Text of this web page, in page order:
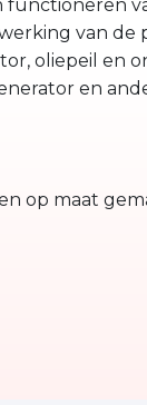
functioneren
van de
oliepeil en
en
op maat